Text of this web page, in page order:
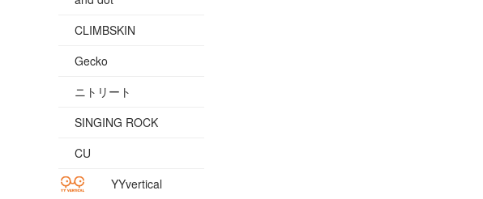
CLIMBSKIN
Gecko
ニトリート
SINGING ROCK
CU
YYvertical